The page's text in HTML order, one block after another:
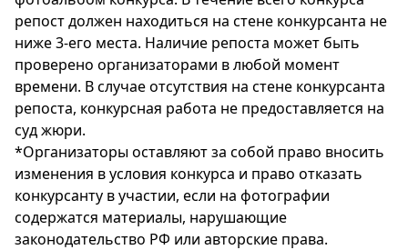
репост должен находиться на стене конкурсанта не
ниже 3-его места. Наличие репоста может быть
проверено организаторами в любой момент
времени. В случае отсутствия на стене конкурсанта
репоста, конкурсная работа не предоставляется на
суд жюри.
*Организаторы оставляют за собой право вносить
изменения в условия конкурса и право отказать
конкурсанту в участии, если на фотографии
содержатся материалы, нарушающие
законодательство РФ или авторские права.